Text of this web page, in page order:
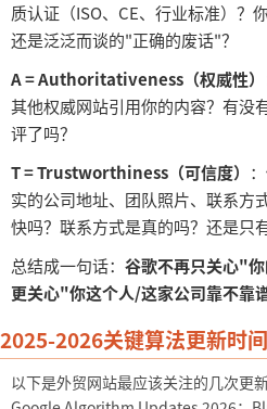
质认证（ISO、CE、行业标准）？
还是泛泛而谈的"正确的废话"？
A = Authoritativeness（权威性）
其他权威网站引用你的内容？有没
评了吗？
T = Trustworthiness（可信度）
实的公司地址、团队照片、联系方
快吗？联系方式是真的吗？还是只
总结成一句话： 谷歌不再只关心"你
更关心"你这个人/这家公司靠不靠
2025-2026关键算法更新时
以下是外贸网站最应该关注的几次更新